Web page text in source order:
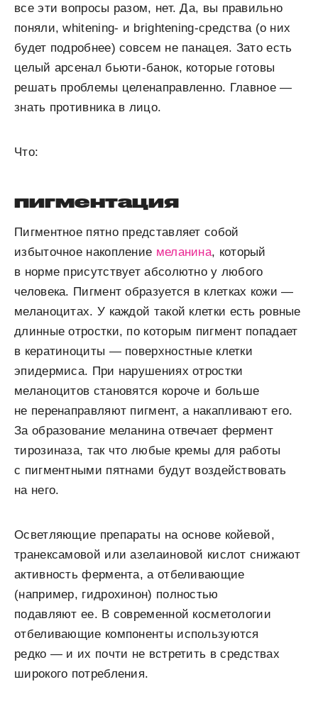
все эти вопросы разом, нет. Да, вы правильно
поняли, whitening- и brightening-средства (о них
будет подробнее) совсем не панацея. Зато есть
целый арсенал бьюти-банок, которые готовы
решать проблемы целенаправленно. Главное —
знать противника в лицо.
Что:
пигментация
Пигментное пятно представляет собой
избыточное накопление меланина, который
в норме присутствует абсолютно у любого
человека. Пигмент образуется в клетках кожи —
меланоцитах. У каждой такой клетки есть ровные
длинные отростки, по которым пигмент попадает
в кератиноциты — поверхностные клетки
эпидермиса. При нарушениях отростки
меланоцитов становятся короче и больше
не перенаправляют пигмент, а накапливают его.
За образование меланина отвечает фермент
тирозиназа, так что любые кремы для работы
с пигментными пятнами будут воздействовать
на него.
Осветляющие препараты на основе койевой,
транексамовой или азелаиновой кислот снижают
активность фермента, а отбеливающие
(например, гидрохинон) полностью
подавляют ее. В современной косметологии
отбеливающие компоненты используются
редко — и их почти не встретить в средствах
широкого потребления.